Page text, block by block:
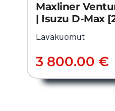
Maxliner
| Isuzu D-Max
Lavakuomut
3 800.00€